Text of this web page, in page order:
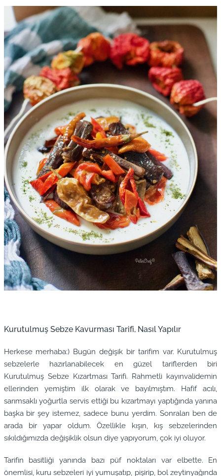
Kurutulmuş Sebze Kavurması Tarifi, Nasıl Yapılır
Herkese merhaba:) Bugün değişik bir tarifim var. Kurutulmuş
sebzelerle hazırlanabilecek en güzel tariflerden biri
Kurutulmuş Sebze Kızartması Tarifi. Rahmetli kayınvalidemin
ellerinden yemiştim ilk olarak ve bayılmıştım. Hafif acılı,
sarımsaklı yoğurtla servis ettiği bu kızartmayı yaptığında yanına
başka bir şey istemez, sadece bunu yerdim. Sonraları ben de
arada bir yapar oldum. Özellikle kışın, kış sebzelerinden
sıkıldığımızda değişiklik olsun diye yapıyorum, çok iyi oluyor.
Tarifin basitliği yanında bazı püf noktaları var elbette. En
önemlisi, kuru sebzeleri iyi yumuşatıp, pişirip, bol zeytinyağında